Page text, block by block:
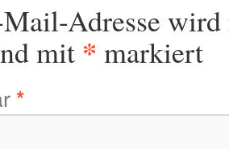
Adresse
mit * markiert
*